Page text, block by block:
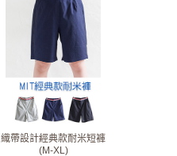
織帶設計經典款耐米短褲
(M-XL)